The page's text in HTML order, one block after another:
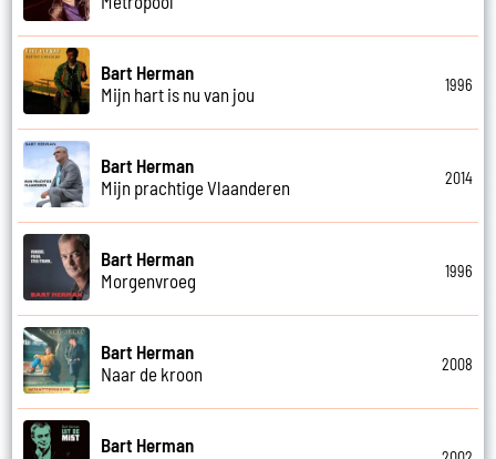
Bart Herman
Mijn hart is nu van jou
1996
Bart Herman
Mijn prachtige Vlaanderen
2014
Bart Herman
Morgenvroeg
1996
Bart Herman
Naar de kroon
2008
Bart Herman